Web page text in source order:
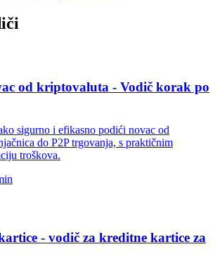
od kriptovaluta - Vodič korak po
sigurno i efikasno podići novac od
do P2P trgovanja, s praktičnim
troškova.
- vodič za kreditne kartice za